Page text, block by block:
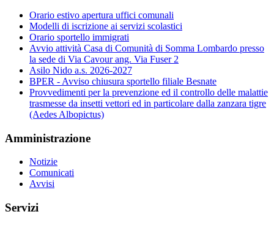
Orario estivo apertura uffici comunali
Modelli di iscrizione ai servizi scolastici
Orario sportello immigrati
Avvio attività Casa di Comunità di Somma Lombardo presso
la sede di Via Cavour ang. Via Fuser 2
Asilo Nido a.s. 2026-2027
BPER - Avviso chiusura sportello filiale Besnate
Provvedimenti per la prevenzione ed il controllo delle malattie
trasmesse da insetti vettori ed in particolare dalla zanzara tigre
(Aedes Albopictus)
Amministrazione
Notizie
Comunicati
Avvisi
Servizi